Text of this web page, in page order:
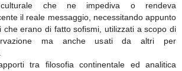
culturale che ne impediva o rendeva
il reale messaggio, necessitando appunto
che erano di fatto sofismi, utilizzati a scopo di
ma anche usati da altri per
tra filosofia continentale ed analitica